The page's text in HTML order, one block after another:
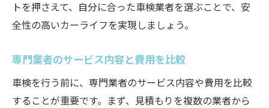
トを押さえて、自分に合った車検業者を選ぶことで、安
全性の高いカーライフを実現しましょう。
専門業者のサービス内容と費用を比較
車検を行う前に、専門業者のサービス内容や費用を比較
することが重要です。まず、見積もりを複数の業者から